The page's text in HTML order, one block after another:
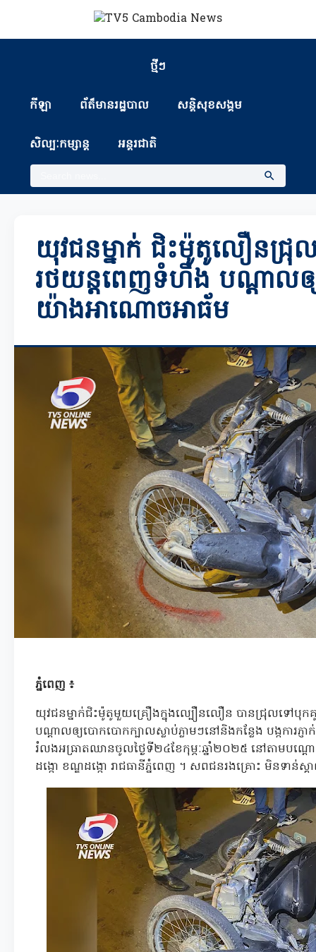
ថ្មីៗ
កីឡា ព័ត៏មានរដ្ឋបាល សន្តិសុខសង្គម
សិល្បៈកម្សាន្ត អន្តរជាតិ
យុវជនម្នាក់ ជិះម៉ូតូលឿនជ្
រថយន្តពេញទំហឹង បណ្ដាលឲ្យ
យ៉ាងអាណោចអាធ័ម
ភ្នំពេញ ៖
យុវជនម្នាក់ជិះម៉ូតូមួយគ្រឿងក្នុងល្បឿនលឿន បានជ្រុលទៅបុ
បណ្ដាលឲ្យបោកបោកក្បាលស្លាប់ភ្លាមៗនៅនិងកន្លែង បង្កការ
រំលងអធ្រាតឈានចូលថ្ងៃទី២៤ខែកុម្ភៈឆ្នាំ២០២៥ នៅតាមបណ្ដ
ដង្កោ ខណ្ឌដង្កោ រាជធានីភ្នំពេញ ។ សពជនរងគ្រោះ មិនទាន់